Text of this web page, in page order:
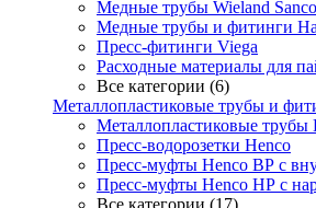
Медные трубы Wieland Sanco
Медные трубы и фитинги
Пресс-фитинги Viega
Расходные материалы для
Все категории (6)
Металлопластиковые трубы и
Металлопластиковые трубы
Пресс-водорозетки Henco
Пресс-муфты Henco ВР с
Пресс-муфты Henco НР с
Все категории (17)